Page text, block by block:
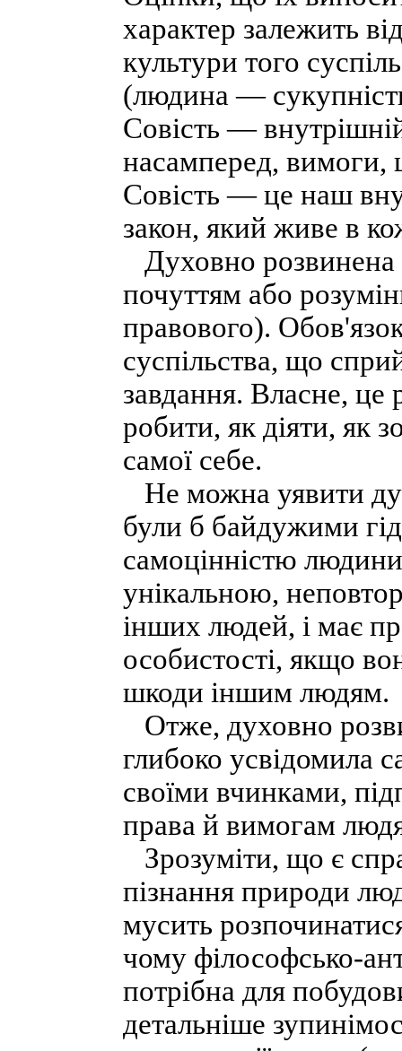
характер залежить
культури того
(людина —
Совість —
насамперед, вимоги,
Совість — це наш
закон, який живе в
Духовно розвинена
почуттям або
правового).
суспільства, що
завдання. Власне,
робити, як діяти, як
самої себе.
Не можна уявити
були б байдужими
самоцінністю
унікальною,
інших людей, і має
особистості, якщо
шкоди іншим людям.
Отже, духовно
глибоко усвідомила
своїми вчинками,
права й вимогам
Зрозуміти, що є
пізнання природи
мусить
чому філософсько-
потрібна для
детальніше